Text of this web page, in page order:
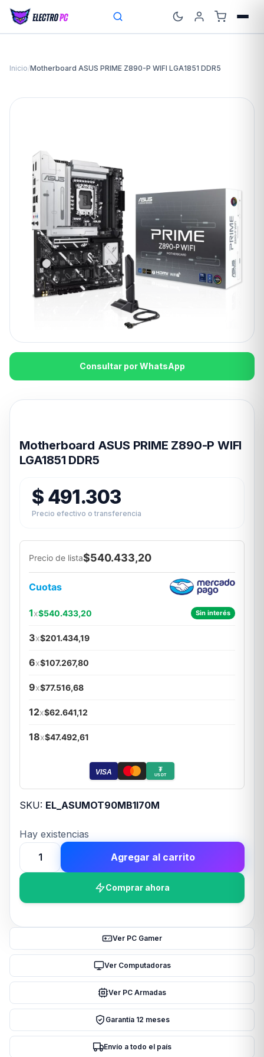
Inicio/Motherboard ASUS PRIME Z890-P WIFI LGA1851 DDR5
Consultar por WhatsApp
Motherboard ASUS PRIME Z890-P WIFI
LGA1851 DDR5
$ 491.303
Precio efectivo o transferencia
Precio de lista$540.433,20
Cuotas
1x$540.433,20 Sin interés
3x$201.434,19
6x$107.267,80
9x$77.516,68
12x$62.641,12
18x$47.492,61
VISA ₮
USDT
SKU: EL_ASUMOT90MB1I70M
Hay existencias
Motherboard
ASUS
LGA1851
cantidad
Agregar al carrito
Comprar ahora
Ver PC Gamer
Ver Computadoras
Ver PC Armadas
Garantía 12 meses
Envío a todo el país